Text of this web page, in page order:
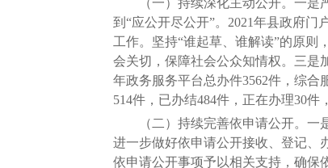
到“应公开尽公开”。2021年县政府门
工作。坚持“谁起草、谁解读”的原则
会关切，保障社会公众知情权。三是
年政务服务平台总办件3562件，综合
514件，已办结484件，正在办理30件
（二）持续完善依申请公开。一是
进一步做好依申请公开接收、登记、
依申请公开事项予以相关支持，确保